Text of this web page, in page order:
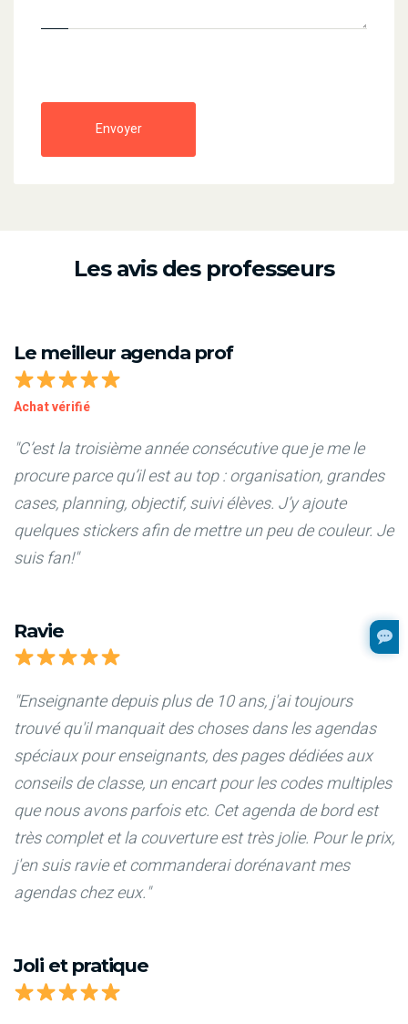
Envoyer
Les avis des professeurs
Le meilleur agenda prof
Achat vérifié
"C’est la troisième année consécutive que je me le
procure parce qu’il est au top : organisation, grandes
cases, planning, objectif, suivi élèves. J’y ajoute
quelques stickers afin de mettre un peu de couleur. Je
suis fan!"
Ravie
"Enseignante depuis plus de 10 ans, j'ai toujours
trouvé qu'il manquait des choses dans les agendas
spéciaux pour enseignants, des pages dédiées aux
conseils de classe, un encart pour les codes multiples
que nous avons parfois etc. Cet agenda de bord est
très complet et la couverture est très jolie. Pour le prix,
j'en suis ravie et commanderai dorénavant mes
agendas chez eux."
Joli et pratique